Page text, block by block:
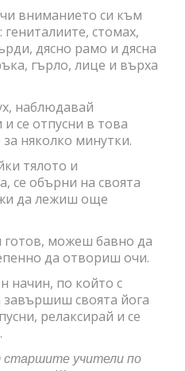
вниманието си към
гениталиите, стомах,
дясно рамо и дясна
гърло, лице и върха
наблюдавай
се отпусни в това
няколко минутки.
тялото и
се обърни на своята
да лежиш още
готов, можеш бавно да
да отвориш очи.
начин, по който с
своята йога
релаксирай и се
старшите учители по